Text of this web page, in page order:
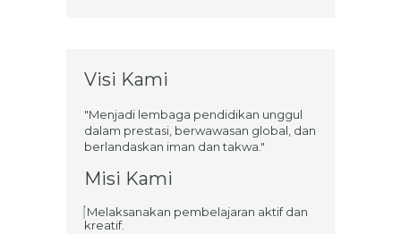
Visi Kami
"Menjadi lembaga pendidikan unggul
dalam prestasi, berwawasan global, dan
berlandaskan iman dan takwa."
Misi Kami
Melaksanakan pembelajaran aktif dan
kreatif.